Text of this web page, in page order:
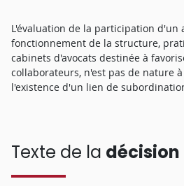
L'évaluation de la participation d'un
fonctionnement de la structure,
cabinets d'avocats destinée à
collaborateurs, n'est pas de nature
l'existence d'un lien de
Texte de la décision